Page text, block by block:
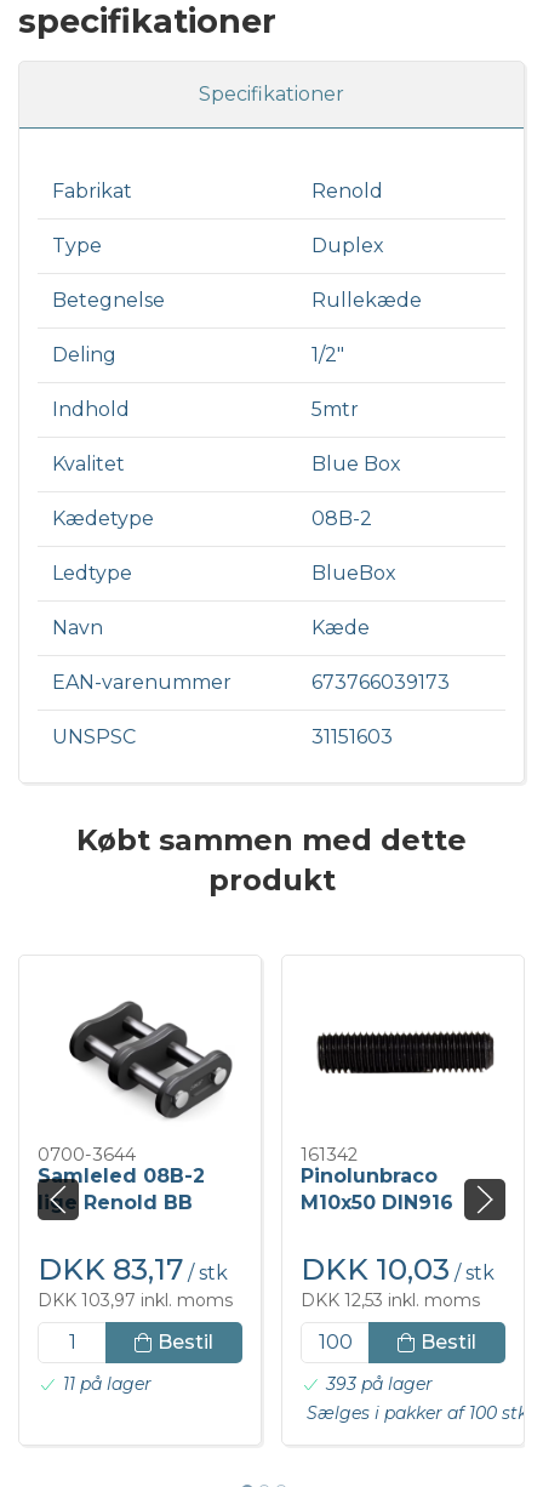
specifikationer
Specifikationer
Fabrikat Renold
Type Duplex
Betegnelse Rullekæde
Deling 1/2"
Indhold 5mtr
Kvalitet Blue Box
Kædetype 08B-2
Ledtype BlueBox
Navn Kæde
EAN-varenummer 673766039173
UNSPSC 31151603
Købt sammen med dette
produkt
0700-3644
Samleled 08B-2
lige Renold BB
DKK 83,17 / stk
DKK 103,97 inkl. moms
Bestil
11 på lager
161342
Pinolunbraco
M10x50 DIN916
DKK 10,03 / stk
DKK 12,53 inkl. moms
Bestil
393 på lager
Sælges i pakker af 100 stk